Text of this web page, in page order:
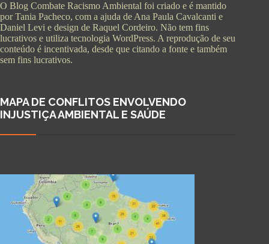
O Blog Combate Racismo Ambiental foi criado e é mantido
por Tania Pacheco, com a ajuda de Ana Paula Cavalcanti e
Daniel Levi e design de Raquel Cordeiro. Não tem fins
lucrativos e utiliza tecnologia WordPress. A reprodução de seu
conteúdo é incentivada, desde que citando a fonte e também
sem fins lucrativos.
MAPA DE CONFLITOS ENVOLVENDO
INJUSTIÇA AMBIENTAL E SAÚDE